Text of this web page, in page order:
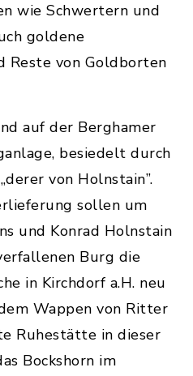
wie Schwertern und
goldene
Reste von Goldborten
auf der Berghamer
besiedelt durch
von Holnstain”.
sollen um
und Konrad Holnstain
Burg die
in Kirchdorf a.H. neu
Wappen von Ritter
Ruhestätte in dieser
Bockshorn im